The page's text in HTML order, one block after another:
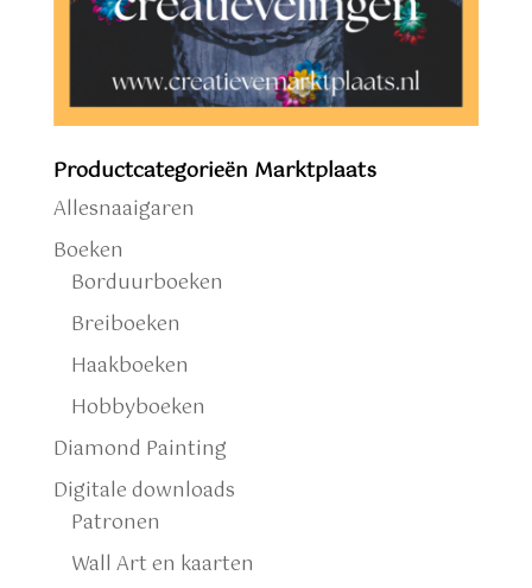
Productcategorieën Marktplaats
Allesnaaigaren
Boeken
Borduurboeken
Breiboeken
Haakboeken
Hobbyboeken
Diamond Painting
Digitale downloads
Patronen
Wall Art en kaarten